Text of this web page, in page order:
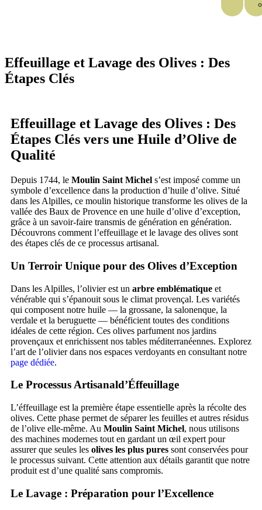
Effeuillage et Lavage des Olives : Des
Étapes Clés
Effeuillage et Lavage des Olives : Des
Étapes Clés vers une Huile d’Olive de
Qualité
Depuis 1744, le Moulin Saint Michel s’est imposé comme un
symbole d’excellence dans la production d’huile d’olive. Situé
dans les Alpilles, ce moulin historique transforme les olives de la
vallée des Baux de Provence en une huile d’olive d’exception,
grâce à un savoir-faire transmis de génération en génération.
Découvrons comment l’effeuillage et le lavage des olives sont
des étapes clés de ce processus artisanal.
Un Terroir Unique pour des Olives d’Exception
Dans les Alpilles, l’olivier est un arbre emblématique et
vénérable qui s’épanouit sous le climat provençal. Les variétés
qui composent notre huile — la grossane, la salonenque, la
verdale et la beruguette — bénéficient toutes des conditions
idéales de cette région. Ces olives parfument nos jardins
provençaux et enrichissent nos tables méditerranéennes. Explorez
l’art de l’olivier dans nos espaces verdoyants en consultant notre
page dédiée.
Le Processus Artisanald’Éffeuillage
L’éffeuillage est la première étape essentielle après la récolte des
olives. Cette phase permet de séparer les feuilles et autres résidus
de l’olive elle-même. Au Moulin Saint Michel, nous utilisons
des machines modernes tout en gardant un œil expert pour
assurer que seules les olives les plus pures sont conservées pour
le processus suivant. Cette attention aux détails garantit que notre
produit est d’une qualité sans compromis.
Le Lavage : Préparation pour l’Excellence